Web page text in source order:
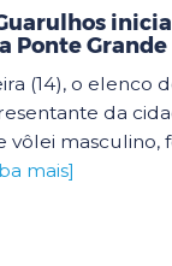
Ponte Grande
(14), o elenco
da
vôlei masculino,
mais]